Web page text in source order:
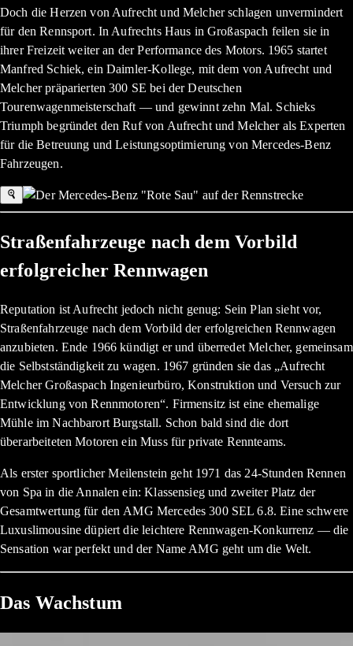
Doch die Herzen von Aufrecht und Melcher schlagen unvermindert
für den Rennsport. In Aufrechts Haus in Großaspach feilen sie in
ihrer Freizeit weiter an der Performance des Motors. 1965 startet
Manfred Schiek, ein Daimler-Kollege, mit dem von Aufrecht und
Melcher präparierten 300 SE bei der Deutschen
Tourenwagenmeisterschaft — und gewinnt zehn Mal. Schieks
Triumph begründet den Ruf von Aufrecht und Melcher als Experten
für die Betreuung und Leistungsoptimierung von Mercedes-Benz
Fahrzeugen.
Straßenfahrzeuge nach dem Vorbild
erfolgreicher Rennwagen
Reputation ist Aufrecht jedoch nicht genug: Sein Plan sieht vor,
Straßenfahrzeuge nach dem Vorbild der erfolgreichen Rennwagen
anzubieten. Ende 1966 kündigt er und überredet Melcher, gemeinsam
die Selbstständigkeit zu wagen. 1967 gründen sie das „Aufrecht
Melcher Großaspach Ingenieurbüro, Konstruktion und Versuch zur
Entwicklung von Rennmotoren“. Firmensitz ist eine ehemalige
Mühle im Nachbarort Burgstall. Schon bald sind die dort
überarbeiteten Motoren ein Muss für private Rennteams.
Als erster sportlicher Meilenstein geht 1971 das 24-Stunden Rennen
von Spa in die Annalen ein: Klassensieg und zweiter Platz der
Gesamtwertung für den AMG Mercedes 300 SEL 6.8. Eine schwere
Luxuslimousine düpiert die leichtere Rennwagen-Konkurrenz — die
Sensation war perfekt und der Name AMG geht um die Welt.
Das Wachstum